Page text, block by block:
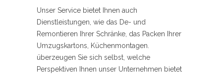
Unser Service bietet Ihnen auch
Dienstleistungen, wie das De- und
Remontieren Ihrer Schränke, das Packen Ihrer
Umzugskartons, Küchenmontagen.
überzeugen Sie sich selbst, welche
Perspektiven Ihnen unser Unternehmen bietet